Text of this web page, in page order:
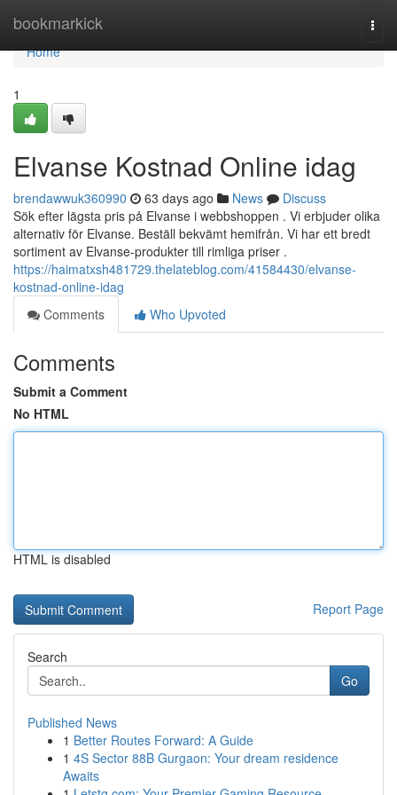
bookmarkick
Home
Home
1
Elvanse Kostnad Online idag
brendawwuk360990 63 days ago News
Discuss
Sök efter lägsta pris på Elvanse i webbshoppen . Vi erbjuder olika
alternativ för Elvanse. Beställ bekvämt hemifrån. Vi har ett bredt
sortiment av Elvanse-produkter till rimliga priser .
https://haimatxsh481729.thelateblog.com/41584430/elvanse-
kostnad-online-idag
Comments
Who Upvoted
Comments
Submit a Comment
No HTML
HTML is disabled
Report Page
Search
Go
Published News
1 Better Routes Forward: A Guide
1 4S Sector 88B Gurgaon: Your dream residence
Awaits